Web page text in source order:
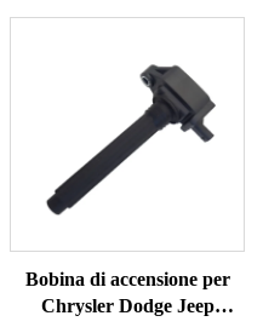
90919C2007 90919-C2007
accensione Auto Ricambi
Bobina di accensione per
Chrysler Dodge Jeep